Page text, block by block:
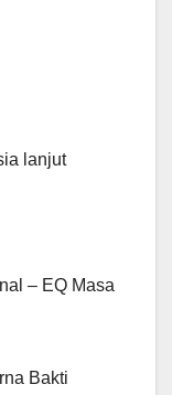
lanjut
– EQ Masa
Bakti